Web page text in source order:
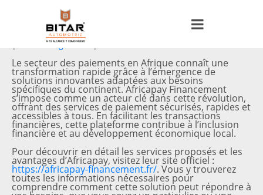
Posted on22 junio, 2026
Uncategorized
Le secteur des paiements en Afrique connaît une
transformation rapide grâce à l’émergence de
solutions innovantes adaptées aux besoins
spécifiques du continent. Africapay Financement
s’impose comme un acteur clé dans cette révolution,
offrant des services de paiement sécurisés, rapides et
accessibles à tous. En facilitant les transactions
financières, cette plateforme contribue à l’inclusion
financière et au développement économique local.
Pour découvrir en détail les services proposés et les
avantages d’Africapay, visitez leur site officiel :
https://africapay-financement.fr/. Vous y trouverez
toutes les informations nécessaires pour
comprendre comment cette solution peut répondre à